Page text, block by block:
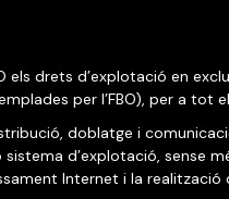
els drets d’explotació en
per l’FBO), per a tot
doblatge i
d’explotació, sense
Internet i la realització